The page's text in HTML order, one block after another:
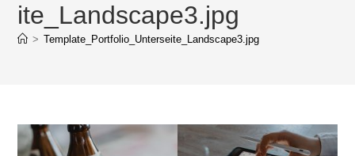
ite_Landscape3.jpg
> Template_Portfolio_Unterseite_Landscape3.jpg